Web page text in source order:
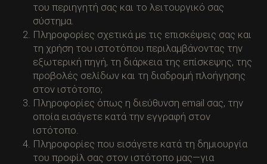
του περιηγητή σας και το λειτουργικό σας
σύστημα.
Πληροφορίες σχετικά με τις επισκέψεις σας και
τη χρήση του ιστοτόπου περιλαμβάνοντας την
εξωτερική πηγή, τη διάρκεια της επίσκεψης, της
προβολές σελίδων και τη διαδρομή πλοήγησης
στον ιστότοπο;
Πληροφορίες όπως η διεύθυνση email σας, την
οποία εισάγετε κατά την εγγραφή στον
ιστότοπο.
Πληροφορίες που εισάγετε κατά τη δημιουργία
του προφίλ σας στον ιστότοπο μας—για